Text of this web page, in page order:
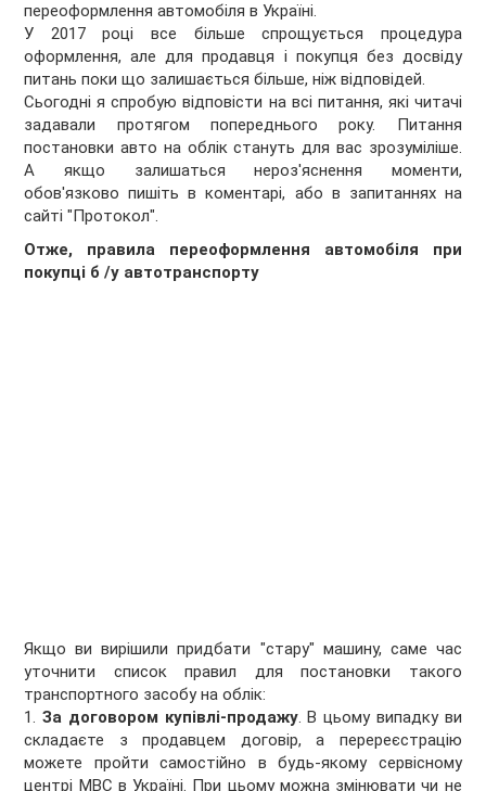
переоформлення автомобіля в Україні.
У 2017 році все більше спрощується процедура
оформлення, але для продавця і покупця без досвіду
питань поки що залишається більше, ніж відповідей.
Сьогодні я спробую відповісти на всі питання, які читачі
задавали протягом попереднього року. Питання
постановки авто на облік стануть для вас зрозуміліше.
А якщо залишаться нероз'яснення моменти,
обов'язково пишіть в коментарі, або в запитаннях на
сайті "Протокол".
Отже, правила переоформлення автомобіля при
покупці б /у автотранспорту
Якщо ви вирішили придбати "стару" машину, саме час
уточнити список правил для постановки такого
транспортного засобу на облік:
1.За договором купівлі-продажу. В цьому випадку ви
складаєте з продавцем договір, а перереєстрацію
можете пройти самостійно в будь-якому сервісному
центрі МВС в Україні. При цьому можна змінювати чи не